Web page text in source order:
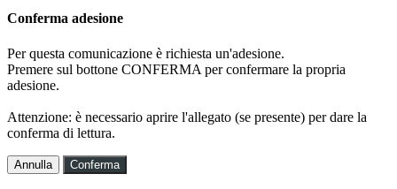
Conferma adesione
Per questa comunicazione è richiesta un'adesione.
Premere sul bottone CONFERMA per confermare la propria
adesione.
Attenzione: è necessario aprire l'allegato (se presente) per dare la
conferma di lettura.
Annulla Conferma